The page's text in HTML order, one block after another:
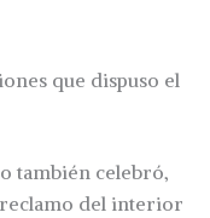
que dispuso el
también celebró,
reclamo del interior